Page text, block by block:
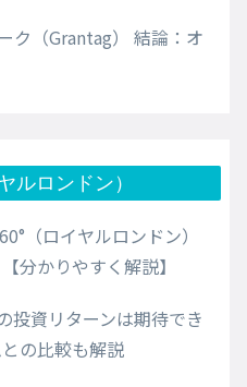
ク（Grantag） 結論：オ
ルロンドン）
（ロイヤルロンドン）
分かりやすく解説】
投資リターンは期待でき
の比較も解説